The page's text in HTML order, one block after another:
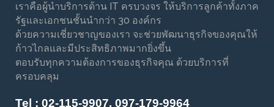
เราคือผู้นำบริการด้าน IT ครบวงจร ให้บริการลูกค้าทั้งภาค
รัฐและเอกชนชั้นนำกว่า 30 องค์กร
ด้วยความเชี่ยวชาญของเรา จะช่วยพัฒนาธุรกิจของคุณให้
ก้าวไกลและมีประสิทธิภาพมากยิ่งขึ้น
ตอบรับทุกความต้องการของธุรกิจคุณ ด้วยบริการที่
ครอบคลุม
Tel : 02-115-9907, 097-179-9964